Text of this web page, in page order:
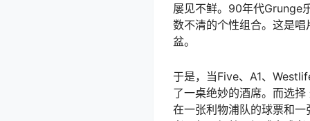
屡见不鲜。90年代Grunge
数不清的个性组合。这是
盆。
于是，当Five、A1、
了一桌绝妙的酒席。而选
在一张利物浦队的球票和